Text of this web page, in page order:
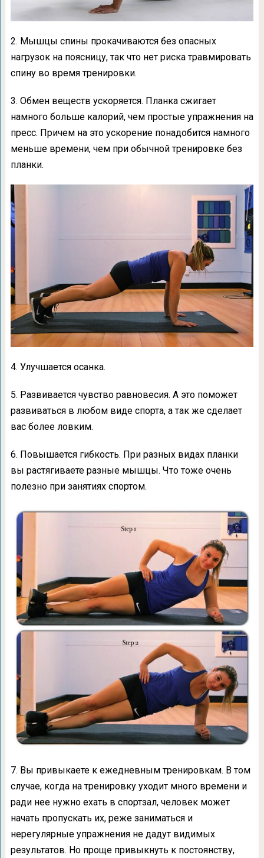
2. Мышцы спины прокачиваются без опасных
нагрузок на поясницу, так что нет риска травмировать
спину во время тренировки.
3. Обмен веществ ускоряется. Планка сжигает
намного больше калорий, чем простые упражнения на
пресс. Причем на это ускорение понадобится намного
меньше времени, чем при обычной тренировке без
планки.
4. Улучшается осанка.
5. Развивается чувство равновесия. А это поможет
развиваться в любом виде спорта, а так же сделает
вас более ловким.
6. Повышается гибкость. При разных видах планки
вы растягиваете разные мышцы. Что тоже очень
полезно при занятиях спортом.
7. Вы привыкаете к ежедневным тренировкам. В том
случае, когда на тренировку уходит много времени и
ради нее нужно ехать в спортзал, человек может
начать пропускать их, реже заниматься и
нерегулярные упражнения не дадут видимых
результатов. Но проще привыкнуть к постоянству,